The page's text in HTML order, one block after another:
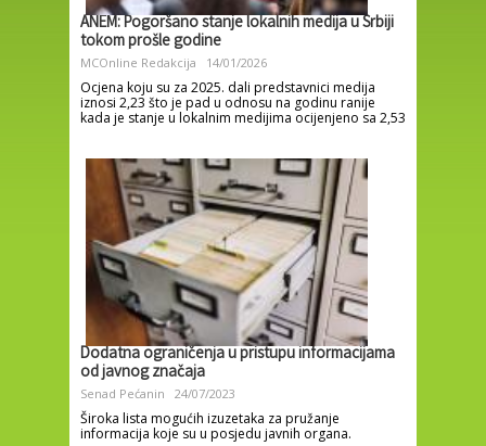
ANEM: Pogoršano stanje lokalnih medija u Srbiji
tokom prošle godine
MCOnline Redakcija 14/01/2026
Ocjena koju su za 2025. dali predstavnici medija
iznosi 2,23 što je pad u odnosu na godinu ranije
kada je stanje u lokalnim medijima ocijenjeno sa 2,53
Dodatna ograničenja u pristupu informacijama
od javnog značaja
Senad Pećanin 24/07/2023
Široka lista mogućih izuzetaka za pružanje
informacija koje su u posjedu javnih organa.